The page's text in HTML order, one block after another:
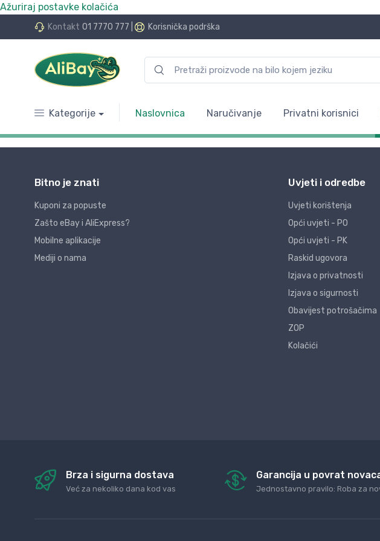
Ažuriraj postavke kolačića
Kontakt 01 7770 777 Korisnička podrška
Kategorije Naslovnica Naručivanje Privatni korisnici
Bitno je znati
Kuponi za popuste
Zašto eBay i AliExpress?
Mobilne aplikacije
Mediji o nama
Uvjeti i odredbe
Uvjeti korištenja
Opći uvjeti - PO
Opći uvjeti - PK
Raskid ugovora
Izjava o privatnosti
Izjava o sigurnosti
Obavijest potrošačima
ZOP
Kolačići
Brza i sigurna dostava
Već za nekoliko dana kod vas
Garancija u povrat
Jednostavno pravilo: Roba za